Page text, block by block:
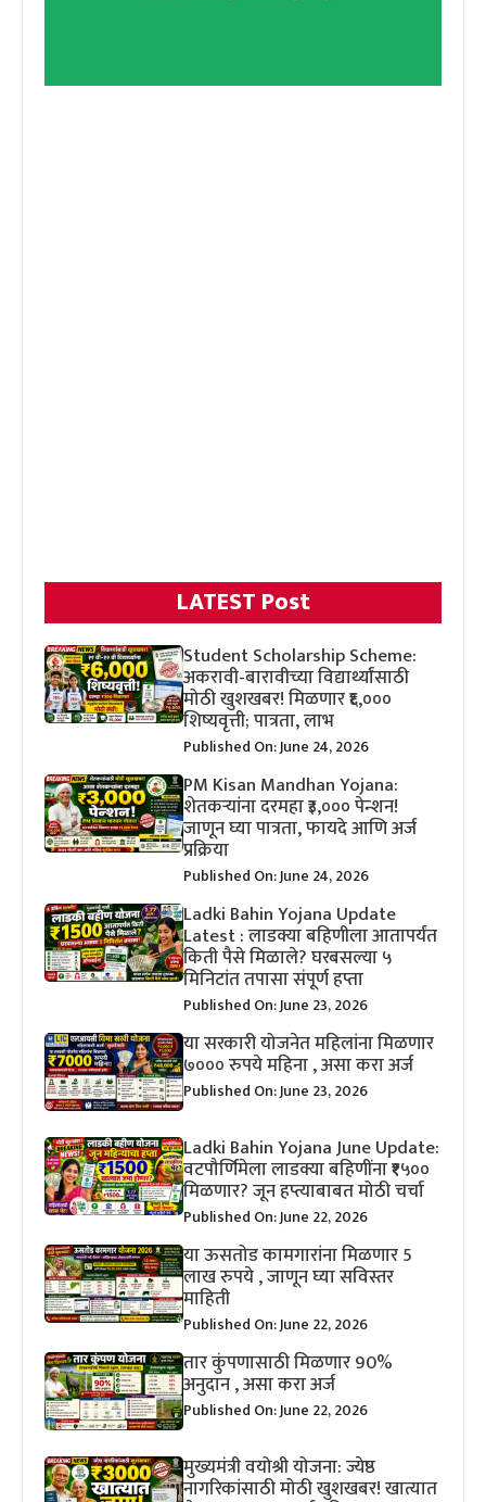
LATEST Post
Student Scholarship Scheme:
अकरावी-बारावीच्या विद्यार्थ्यांसाठी
मोठी खुशखबर! मिळणार ₹६,०००
शिष्यवृत्ती; पात्रता, लाभ
Published On: June 24, 2026
PM Kisan Mandhan Yojana:
शेतकऱ्यांना दरमहा ₹३,००० पेन्शन!
जाणून घ्या पात्रता, फायदे आणि अर्ज
प्रक्रिया
Published On: June 24, 2026
Ladki Bahin Yojana Update
Latest : लाडक्या बहिणीला आतापर्यंत
किती पैसे मिळाले? घरबसल्या ५
मिनिटांत तपासा संपूर्ण हप्ता
Published On: June 23, 2026
या सरकारी योजनेत महिलांना मिळणार
७००० रुपये महिना , असा करा अर्ज
Published On: June 23, 2026
Ladki Bahin Yojana June Update:
वटपौर्णिमेला लाडक्या बहिणींना ₹१५००
मिळणार? जून हप्त्याबाबत मोठी चर्चा
Published On: June 22, 2026
या ऊसतोड कामगारांना मिळणार 5
लाख रुपये , जाणून घ्या सविस्तर
माहिती
Published On: June 22, 2026
तार कुंपणासाठी मिळणार 90%
अनुदान , असा करा अर्ज
Published On: June 22, 2026
मुख्यमंत्री वयोश्री योजना: ज्येष्ठ
नागरिकांसाठी मोठी खुशखबर! खात्यात